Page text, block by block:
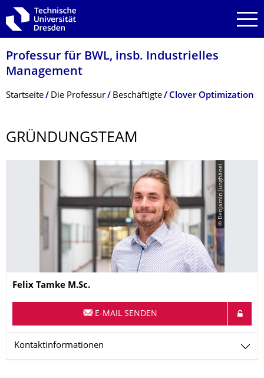
Zur Hauptnavigation springen
Zur Suche springen
Zum Inhalt springen
Professur für BWL, insb. Industrielles
Management
Breadcrumb-Menü
Startseite Die Professur Beschäftigte Clover Optimization
GRÜNDUNGSTEAM
© Benjamin Junghänel
Name
Felix Tamke M.Sc.
E-MAIL SENDEN
Kontaktinformationen